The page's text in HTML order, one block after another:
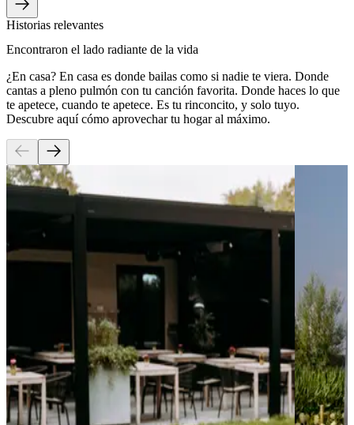
Historias relevantes
Encontraron el lado radiante de la vida
¿En casa? En casa es donde bailas como si nadie te viera. Donde
cantas a pleno pulmón con tu canción favorita. Donde haces lo que
te apetece, cuando te apetece. Es tu rinconcito, y solo tuyo.
Descubre aquí cómo aprovechar tu hogar al máximo.